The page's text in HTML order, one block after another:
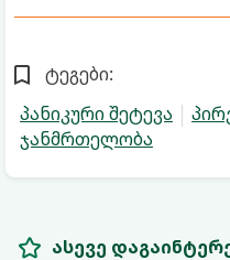
ტეგები:
პანიკური შეტევა
ჯანმრთელობა
ასევე